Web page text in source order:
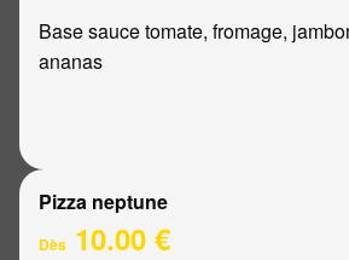
Base sauce tomate, fromage,
ananas
Pizza neptune
Dès 10.00 €